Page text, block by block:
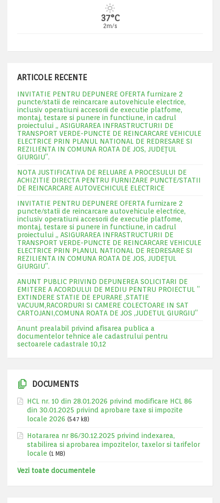
37°C
2m/s
ARTICOLE RECENTE
INVITATIE PENTRU DEPUNERE OFERTA furnizare 2
puncte/statii de reincarcare autovehicule electrice,
inclusiv operatiuni accesorii de executie platfome,
montaj, testare si punere in functiune, in cadrul
proiectului „ ASIGURAREA INFRASTRUCTURII DE
TRANSPORT VERDE-PUNCTE DE REINCARCARE VEHICULE
ELECTRICE PRIN PLANUL NATIONAL DE REDRESARE SI
REZILIENTA IN COMUNA ROATA DE JOS, JUDEŢUL
GIURGIU”.
NOTA JUSTIFICATIVA DE RELUARE A PROCESULUI DE
ACHIZITIE DIRECTA PENTRU FURNIZARE PUNCTE/STATII
DE REINCARCARE AUTOVECHICULE ELECTRICE
INVITATIE PENTRU DEPUNERE OFERTA furnizare 2
puncte/statii de reincarcare autovehicule electrice,
inclusiv operatiuni accesorii de executie platfome,
montaj, testare si punere in functiune, in cadrul
proiectului „ ASIGURAREA INFRASTRUCTURII DE
TRANSPORT VERDE-PUNCTE DE REINCARCARE VEHICULE
ELECTRICE PRIN PLANUL NATIONAL DE REDRESARE SI
REZILIENTA IN COMUNA ROATA DE JOS, JUDEŢUL
GIURGIU”.
ANUNT PUBLIC PRIVIND DEPUNEREA SOLICITARI DE
EMITERE A ACORDULUI DE MEDIU PENTRU PROIECTUL ”
EXTINDERE STATIE DE EPURARE ,STATIE
VACUUM,RACORDURI SI CAMERE COLECTOARE IN SAT
CARTOJANI,COMUNA ROATA DE JOS ,JUDETUL GIURGIU”
Anunt prealabil privind afisarea publica a
documentelor tehnice ale cadastrului pentru
sectoarele cadastrale 10,12
DOCUMENTS
HCL nr. 10 din 28.01.2026 privind modificare HCL 86
din 30.01.2025 privind aprobare taxe si impozite
locale 2026 (547 kB)
Hotararea nr 86/30.12.2025 privind indexarea,
stabilirea si aprobarea impozitelor, taxelor si tarifelor
locale (1 MB)
Vezi toate documentele